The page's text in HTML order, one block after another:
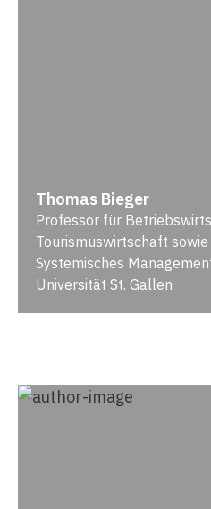
Thomas Bieger
Professor für
Tourismuswirtschaft
Systemisches
Universität St. Gallen